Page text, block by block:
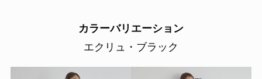
カラーバリエーション
エクリュ・ブラック